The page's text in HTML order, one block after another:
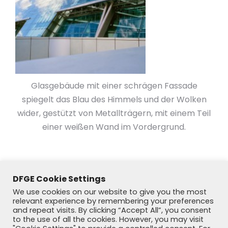
Glasgebäude mit einer schrägen Fassade
spiegelt das Blau des Himmels und der Wolken
wider, gestützt von Metallträgern, mit einem Teil
einer weißen Wand im Vordergrund.
DFGE Cookie Settings
We use cookies on our website to give you the most
relevant experience by remembering your preferences
and repeat visits. By clicking “Accept All”, you consent
to the use of all the cookies. However, you may visit